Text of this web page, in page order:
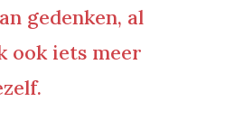
gedenken, al
ook iets meer